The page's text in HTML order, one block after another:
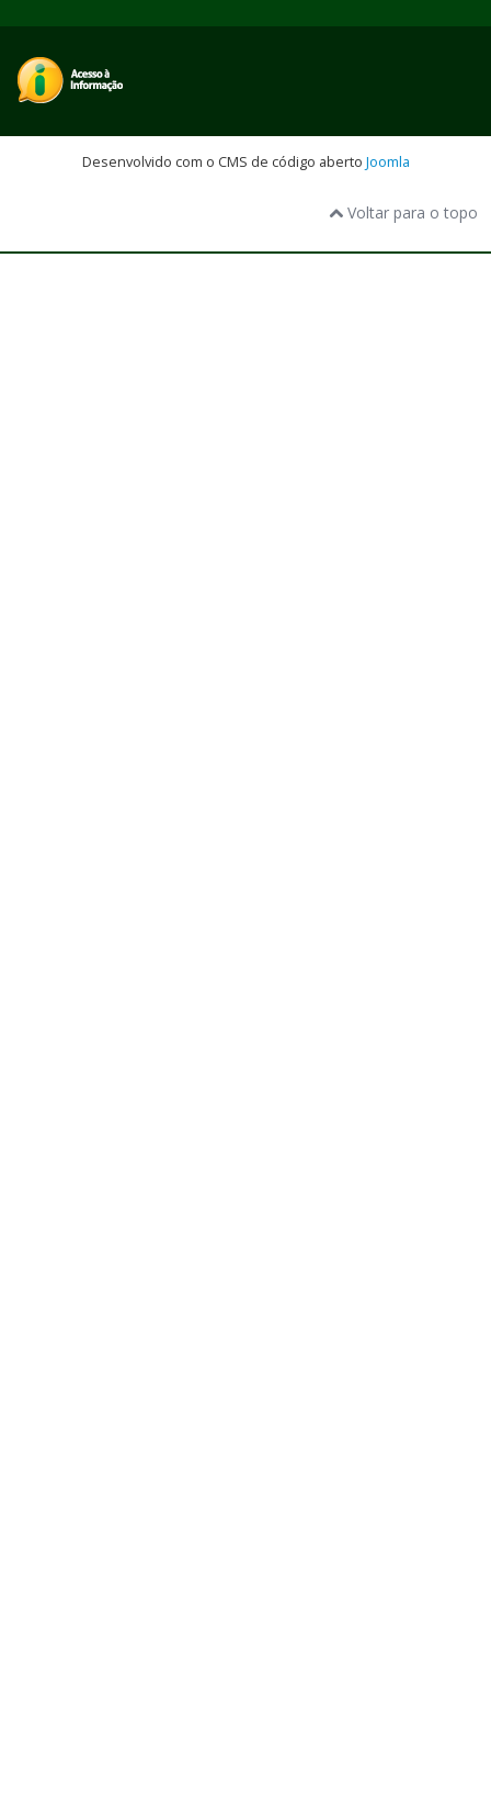
Desenvolvido com o CMS de código aberto Joomla
Voltar para o topo